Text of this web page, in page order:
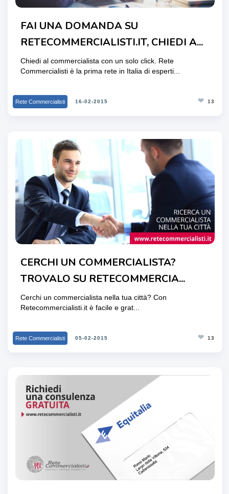
FAI UNA DOMANDA SU
RETECOMMERCIALISTI.IT, CHIEDI A...
Chiedi al commercialista con un solo click. Rete
Commercialisti è la prima rete in Italia di esperti...
Rete Commercialisti 16-02-2015 ❤ 13
CERCHI UN COMMERCIALISTA?
TROVALO SU RETECOMMERCIA...
Cerchi un commercialista nella tua città? Con
Retecommercialisti.it è facile e grat...
Rete Commercialisti 05-02-2015 ❤ 13